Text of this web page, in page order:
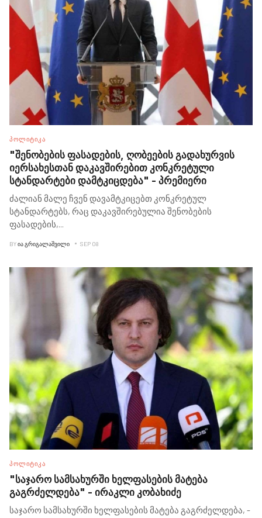
ᲞᲝᲚᲘᲢᲘᲙᲐ
"შენობების ფასადების, ღობეების გადახურვის
იერსახესთან დაკავშირებით კონკრეტული
სტანდარტები დამტკიცდება" - პრემიერი
ძალიან მალე ჩვენ დავამტკიცებთ კონკრეტულ
სტანდარტებს, რაც დაკავშირებულია შენობების
ფასადების,...
BYᲘᲐ ᲒᲠᲘᲒᲐᲚᲐᲨᲕᲘᲚᲘ SEP 08
ᲞᲝᲚᲘᲢᲘᲙᲐ
"საჯარო სამსახურში ხელფასების მატება
გაგრძელდება" - ირაკლი კობახიძე
საჯარო სამსახურში ხელფასების მატება გაგრძელდება, -